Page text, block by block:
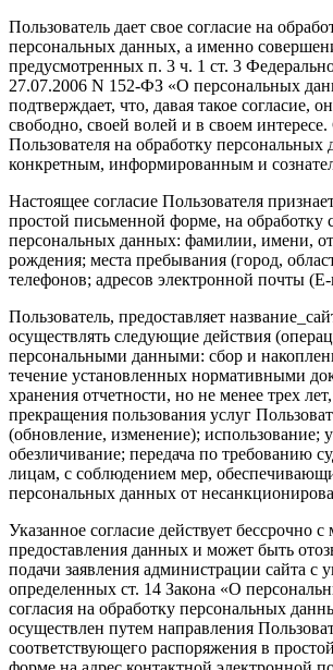
Пользователь дает свое согласие на
персональных данных, а именно
предусмотренных п. 3 ч. 1 ст. 3
27.07.2006 N 152-ФЗ «О персональных
подтверждает, что, давая такое согласие,
свободно, своей волей и в своем интересе.
Пользователя на обработку персональных
конкретным, информированным и
Настоящее согласие Пользователя
простой письменной форме, на обработку
персональных данных: фамилии, имени,
рождения; места пребывания (город,
телефонов; адресов электронной почты
Пользователь, предоставляет
осуществлять следующие действия
персональными данными: сбор и
течение установленных нормативными
хранения отчетности, но не менее трех
прекращения пользования услуг
(обновление, изменение); использование;
обезличивание; передача по требованию
лицам, с соблюдением мер,
персональных данных от
Указанное согласие действует бессрочно с
предоставления данных и может быть
подачи заявления администрации сайта с
определенных ст. 14 Закона «О
согласия на обработку персональных
осуществлен путем направления
соответствующего распоряжения в